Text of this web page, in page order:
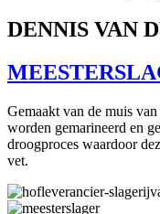
DENNIS VAN
Gemaakt van de muis
worden gemarineerd en
droogproces waardoor
vet.